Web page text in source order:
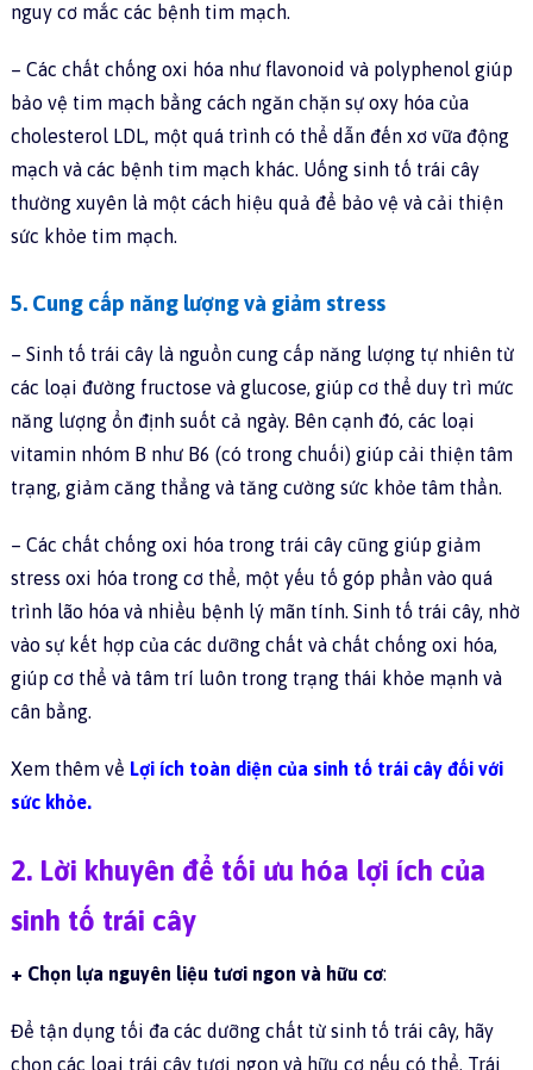
nguy cơ mắc các bệnh tim mạch.
– Các chất chống oxi hóa như flavonoid và polyphenol giúp
bảo vệ tim mạch bằng cách ngăn chặn sự oxy hóa của
cholesterol LDL, một quá trình có thể dẫn đến xơ vữa động
mạch và các bệnh tim mạch khác. Uống sinh tố trái cây
thường xuyên là một cách hiệu quả để bảo vệ và cải thiện
sức khỏe tim mạch.
5. Cung cấp năng lượng và giảm stress
– Sinh tố trái cây là nguồn cung cấp năng lượng tự nhiên từ
các loại đường fructose và glucose, giúp cơ thể duy trì mức
năng lượng ổn định suốt cả ngày. Bên cạnh đó, các loại
vitamin nhóm B như B6 (có trong chuối) giúp cải thiện tâm
trạng, giảm căng thẳng và tăng cường sức khỏe tâm thần.
– Các chất chống oxi hóa trong trái cây cũng giúp giảm
stress oxi hóa trong cơ thể, một yếu tố góp phần vào quá
trình lão hóa và nhiều bệnh lý mãn tính. Sinh tố trái cây, nhờ
vào sự kết hợp của các dưỡng chất và chất chống oxi hóa,
giúp cơ thể và tâm trí luôn trong trạng thái khỏe mạnh và
cân bằng.
Xem thêm về Lợi ích toàn diện của sinh tố trái cây đối với
sức khỏe.
2. Lời khuyên để tối ưu hóa lợi ích của
sinh tố trái cây
+ Chọn lựa nguyên liệu tươi ngon và hữu cơ:
Để tận dụng tối đa các dưỡng chất từ sinh tố trái cây, hãy
chọn các loại trái cây tươi ngon và hữu cơ nếu có thể. Trái